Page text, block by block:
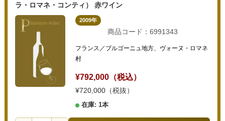
ラ・ロマネ・コンティ） 赤ワイン
2009年
商品コード：6991343
フランス／ブルゴーニュ地方、ヴォーヌ・ロマネ
村
¥792,000（税込）
¥720,000（税抜）
在庫: 1本